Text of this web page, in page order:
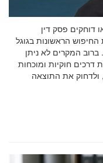
איך מוחקים או דוחקים פסק דין
הראשונות בגוגל
ברוב המקרים לא ניתן
דרכים חוקיות ומוכחות
ולדחוק את התוצאה